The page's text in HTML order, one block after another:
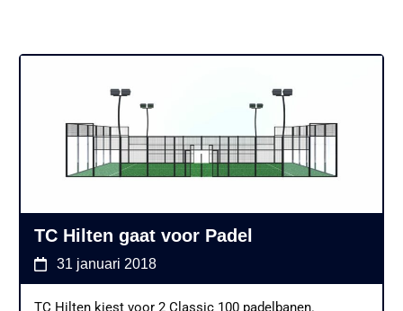
TC Hilten gaat voor Padel
31 januari 2018
TC Hilten kiest voor 2 Classic 100 padelbanen.